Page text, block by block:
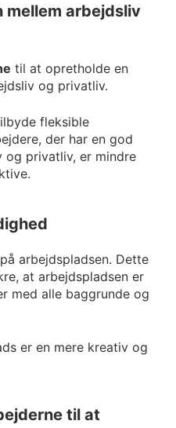
mellem arbejdsliv
til at opretholde en
og privatliv.
fleksible
der har en god
og privatliv, er mindre
på arbejdspladsen. Dette
at arbejdspladsen er
med alle baggrunde og
er en mere kreativ og
til at